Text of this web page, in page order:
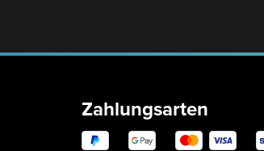
Zahlungsarten